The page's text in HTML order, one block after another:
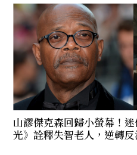
山謬傑克森回歸小螢幕！
光》詮釋失智老人，逆轉反